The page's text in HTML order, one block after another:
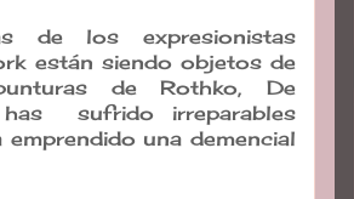
de los expresionistas
están siendo objetos de
de Rothko, De
sufrido irreparables
una demencial